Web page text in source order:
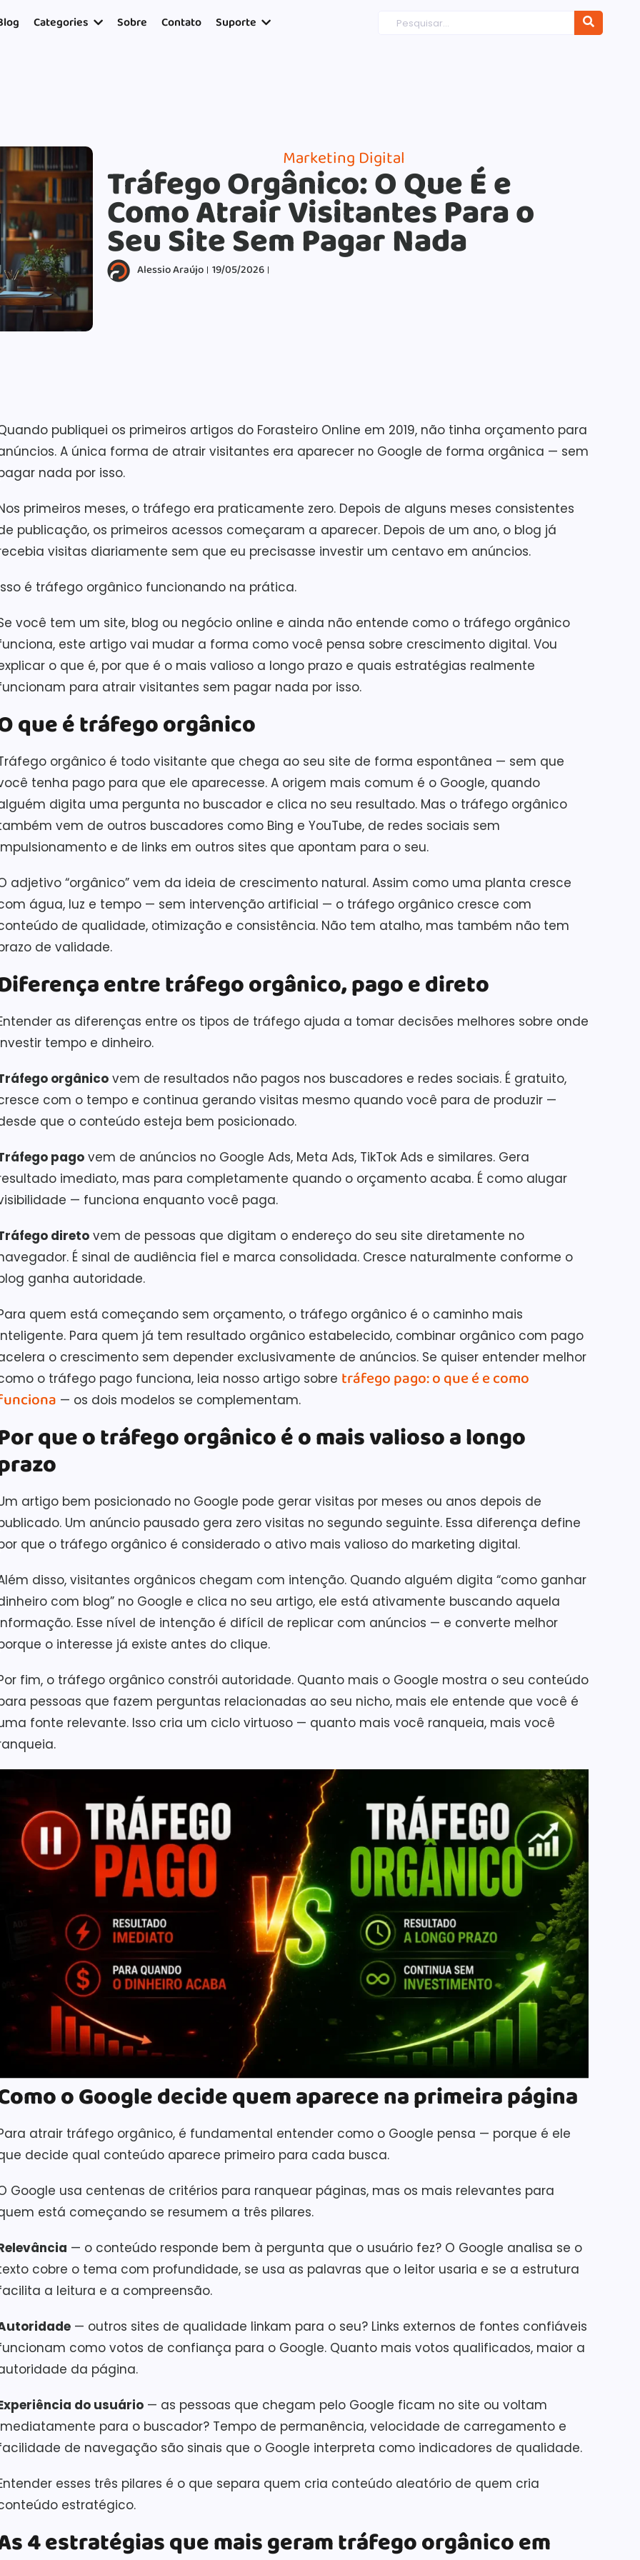
Categories Sobre Contato Suporte
Marketing Digital
Tráfego Orgânico: O Que É e
Como Atrair Visitantes Para o
Seu Site Sem Pagar Nada
Alessio Araújo 19/05/2026
publiquei os primeiros artigos do Forasteiro Online em 2019, não tinha orçamento para
A única forma de atrair visitantes era aparecer no Google de forma orgânica — sem
nada por isso.
primeiros meses, o tráfego era praticamente zero. Depois de alguns meses consistentes
publicação, os primeiros acessos começaram a aparecer. Depois de um ano, o blog já
visitas diariamente sem que eu precisasse investir um centavo em anúncios.
é tráfego orgânico funcionando na prática.
você tem um site, blog ou negócio online e ainda não entende como o tráfego orgânico
este artigo vai mudar a forma como você pensa sobre crescimento digital. Vou
o que é, por que é o mais valioso a longo prazo e quais estratégias realmente
para atrair visitantes sem pagar nada por isso.
que é tráfego orgânico
orgânico é todo visitante que chega ao seu site de forma espontânea — sem que
tenha pago para que ele aparecesse. A origem mais comum é o Google, quando
digita uma pergunta no buscador e clica no seu resultado. Mas o tráfego orgânico
vem de outros buscadores como Bing e YouTube, de redes sociais sem
e de links em outros sites que apontam para o seu.
adjetivo “orgânico” vem da ideia de crescimento natural. Assim como uma planta cresce
água, luz e tempo — sem intervenção artificial — o tráfego orgânico cresce com
de qualidade, otimização e consistência. Não tem atalho, mas também não tem
de validade.
entre tráfego orgânico, pago e direto
as diferenças entre os tipos de tráfego ajuda a tomar decisões melhores sobre onde
tempo e dinheiro.
orgânico vem de resultados não pagos nos buscadores e redes sociais. É gratuito,
com o tempo e continua gerando visitas mesmo quando você para de produzir —
que o conteúdo esteja bem posicionado.
pago vem de anúncios no Google Ads, Meta Ads, TikTok Ads e similares. Gera
imediato, mas para completamente quando o orçamento acaba. É como alugar
— funciona enquanto você paga.
direto vem de pessoas que digitam o endereço do seu site diretamente no
É sinal de audiência fiel e marca consolidada. Cresce naturalmente conforme o
ganha autoridade.
quem está começando sem orçamento, o tráfego orgânico é o caminho mais
Para quem já tem resultado orgânico estabelecido, combinar orgânico com pago
o crescimento sem depender exclusivamente de anúncios. Se quiser entender melhor
o tráfego pago funciona, leia nosso artigo sobre tráfego pago: o que é e como
— os dois modelos se complementam.
que o tráfego orgânico é o mais valioso a longo
artigo bem posicionado no Google pode gerar visitas por meses ou anos depois de
Um anúncio pausado gera zero visitas no segundo seguinte. Essa diferença define
que o tráfego orgânico é considerado o ativo mais valioso do marketing digital.
disso, visitantes orgânicos chegam com intenção. Quando alguém digita “como ganhar
com blog” no Google e clica no seu artigo, ele está ativamente buscando aquela
Esse nível de intenção é difícil de replicar com anúncios — e converte melhor
o interesse já existe antes do clique.
fim, o tráfego orgânico constrói autoridade. Quanto mais o Google mostra o seu conteúdo
pessoas que fazem perguntas relacionadas ao seu nicho, mais ele entende que você é
fonte relevante. Isso cria um ciclo virtuoso — quanto mais você ranqueia, mais você
o Google decide quem aparece na primeira página
atrair tráfego orgânico, é fundamental entender como o Google pensa — porque é ele
decide qual conteúdo aparece primeiro para cada busca.
Google usa centenas de critérios para ranquear páginas, mas os mais relevantes para
está começando se resumem a três pilares.
— o conteúdo responde bem à pergunta que o usuário fez? O Google analisa se o
cobre o tema com profundidade, se usa as palavras que o leitor usaria e se a estrutura
a leitura e a compreensão.
— outros sites de qualidade linkam para o seu? Links externos de fontes confiáveis
como votos de confiança para o Google. Quanto mais votos qualificados, maior a
da página.
do usuário — as pessoas que chegam pelo Google ficam no site ou voltam
para o buscador? Tempo de permanência, velocidade de carregamento e
de navegação são sinais que o Google interpreta como indicadores de qualidade.
esses três pilares é o que separa quem cria conteúdo aleatório de quem cria
estratégico.
4 estratégias que mais geram tráfego orgânico em